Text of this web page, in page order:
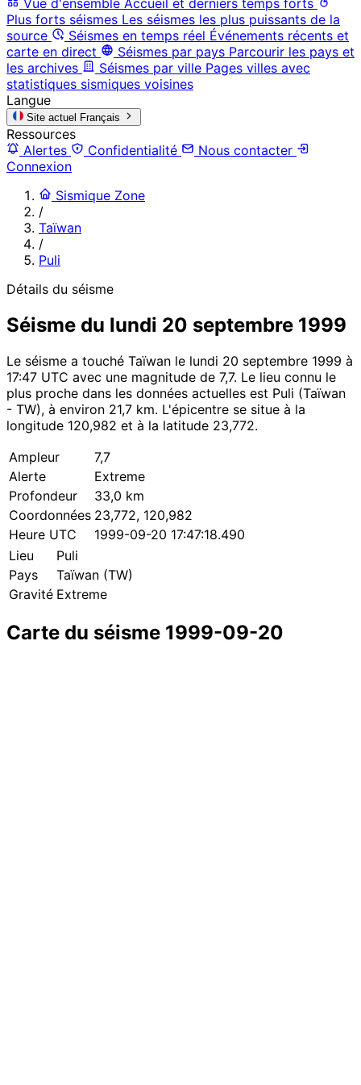
Plus forts séismes Les séismes les plus puissants de la
source
Séismes en temps réel Événements récents et
carte en direct
Séismes par pays Parcourir les pays et
les archives
Séismes par ville Pages villes avec
statistiques sismiques voisines
Langue
Site actuel Français
Ressources
Alertes
Confidentialité
Nous contacter
Connexion
Sismique Zone
/
Taïwan
/
Puli
Détails du séisme
Séisme du lundi 20 septembre 1999
Le séisme a touché Taïwan le lundi 20 septembre 1999 à
17:47 UTC avec une magnitude de 7,7. Le lieu connu le
plus proche dans les données actuelles est Puli (Taïwan
- TW), à environ 21,7 km. L'épicentre se situe à la
longitude 120,982 et à la latitude 23,772.
Ampleur
7,7
Alerte
Extreme
Profondeur
33,0 km
Coordonnées 23,772, 120,982
Heure UTC
1999-09-20 17:47:18.490
Lieu
Puli
Pays
Taïwan (TW)
Gravité Extreme
Carte du séisme 1999-09-20